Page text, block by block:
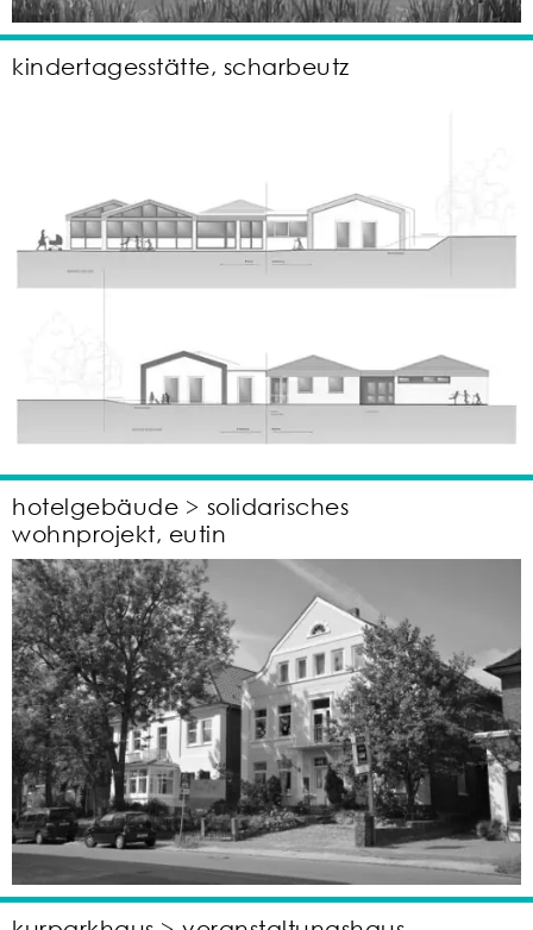
kindertagesstätte, scharbeutz
hotelgebäude > solidarisches
wohnprojekt, eutin